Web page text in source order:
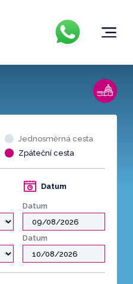
Jednosměrná cesta
Zpáteční cesta
Datum
Datum
Datum